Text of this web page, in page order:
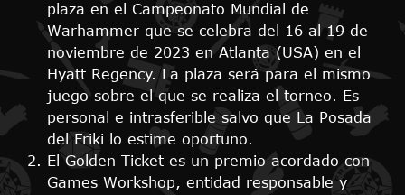
plaza en el Campeonato Mundial de
Warhammer que se celebra del 16 al 19 de
noviembre de 2023 en Atlanta (USA) en el
Hyatt Regency. La plaza será para el mismo
juego sobre el que se realiza el torneo. Es
personal e intrasferible salvo que La Posada
del Friki lo estime oportuno.
El Golden Ticket es un premio acordado con
Games Workshop, entidad responsable y